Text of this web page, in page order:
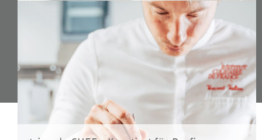
Alle Preise inkl. gesetzl. Mehrwertsteuer zzgl.Versandkostenund ggf.
Nachnahmegebühren, wenn nicht anders angegeben.